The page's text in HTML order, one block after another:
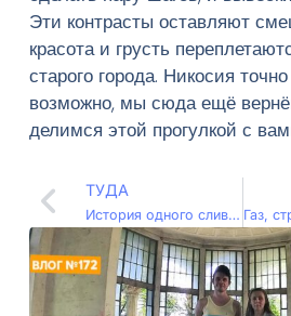
Эти контрасты оставляют
красота и грусть
старого города. Никосия
возможно, мы сюда ещё
делимся этой прогулкой с
ТУДА
История одного слива (Влог – 085)